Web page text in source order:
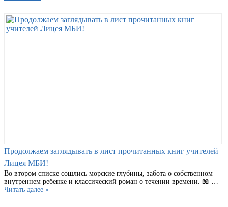
Продолжаем заглядывать в лист прочитанных книг учителей
Лицея МБИ!
Во втором списке сошлись морские глубины, забота о собственном
внутреннем ребенке и классический роман о течении времени. 📖 …
Читать далее »